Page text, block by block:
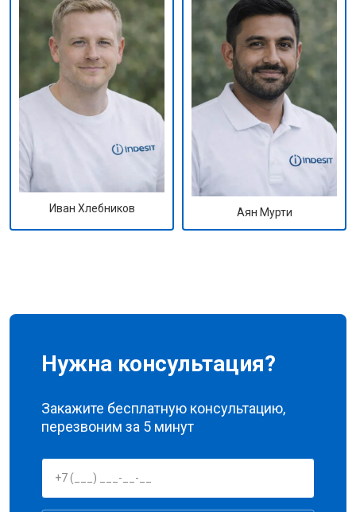
Иван Хлебников Аян Мурти
Нужна консультация?
Закажите бесплатную консультацию,
перезвоним за 5 минут